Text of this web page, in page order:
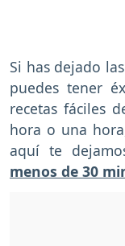
Si has dejado
puedes tener
recetas fáciles
hora o una
aquí te
menos de 30